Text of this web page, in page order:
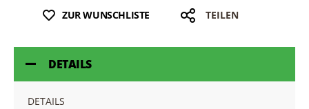
ZUR WUNSCHLISTE TEILEN
DETAILS
DETAILS